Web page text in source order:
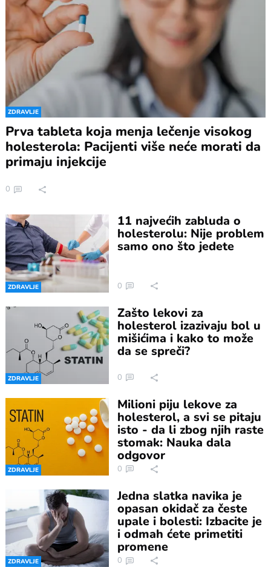
ZDRAVLJE
Prva tableta koja menja lečenje visokog
holesterola: Pacijenti više neće morati da
primaju injekcije
0
ZDRAVLJE
11 najvećih zabluda o
holesterolu: Nije problem
samo ono što jedete
0
ZDRAVLJE
Zašto lekovi za
holesterol izazivaju bol u
mišićima i kako to može
da se spreči?
0
ZDRAVLJE
Milioni piju lekove za
holesterol, a svi se pitaju
isto - da li zbog njih raste
stomak: Nauka dala
odgovor
0
ZDRAVLJE
Jedna slatka navika je
opasan okidač za česte
upale i bolesti: Izbacite je
i odmah ćete primetiti
promene
0